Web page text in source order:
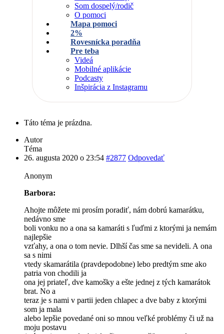
Som dospelý/rodič
O pomoci
Mapa pomoci
2%
Rovesnícka poradňa
Pre teba
Videá
Mobilné aplikácie
Podcasty
Inšpirácia z Instagramu
Táto téma je prázdna.
Autor
Téma
26. augusta 2020 o 23:54 #2877 Odpovedať
Anonym
Barbora:
Ahojte môžete mi prosím poradiť, nám dobrú kamarátku,
nedávno sme
boli vonku no a ona sa kamaráti s ľuďmi z ktorými ja nemám
najlepšie
vzťahy, a ona o tom nevie. Dlhší čas sme sa nevideli. A ona
sa s nimi
vtedy skamarátila (pravdepodobne) lebo predtým sme ako
patria von chodili ja
ona jej priateľ, dve kamošky a ešte jednej z tých kamarátok
brat. No a
teraz je s nami v partii jeden chlapec a dve baby z ktorými
som ja mala
alebo lepšie povedané oni so mnou veľké problémy či už na
moju postavu